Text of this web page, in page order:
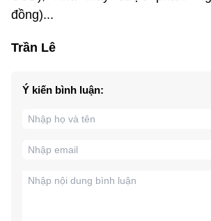
đồng)...
Trần Lê
Ý kiến bình luận: